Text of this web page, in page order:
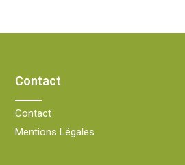
Contact
Contact
Mentions Légales